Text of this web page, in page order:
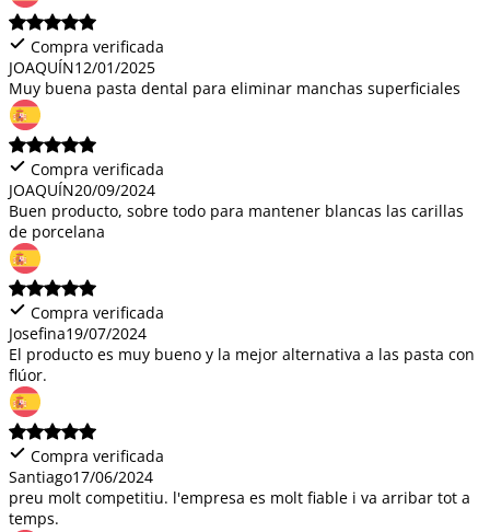
Compra verificada
JOAQUÍN12/01/2025
Muy buena pasta dental para eliminar manchas superficiales
Compra verificada
JOAQUÍN20/09/2024
Buen producto, sobre todo para mantener blancas las carillas
de porcelana
Compra verificada
Josefina19/07/2024
El producto es muy bueno y la mejor alternativa a las pasta con
flúor.
Compra verificada
Santiago17/06/2024
preu molt competitiu. l'empresa es molt fiable i va arribar tot a
temps.